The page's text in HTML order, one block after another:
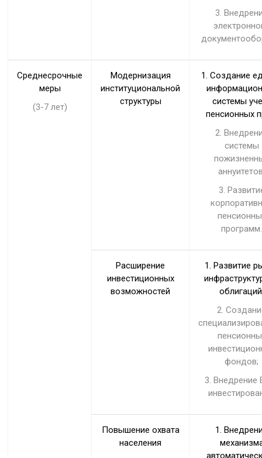
3.
Среднесрочные
меры
(3-7 лет)
Модернизация
институциональной
структуры
1. Создание
системы
пенсионных
2.
системы
3.
программ.
Расширение
инвестиционных
возможностей
1. Развитие
2.
фондов;
3. Внедрение
Повышение охвата
населения
1.